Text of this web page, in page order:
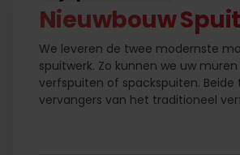
Nieuwbouw
We leveren de twee modernste
spuitwerk. Zo kunnen we uw
verfspuiten of spackspuiten. Beide
vervangers van het traditioneel